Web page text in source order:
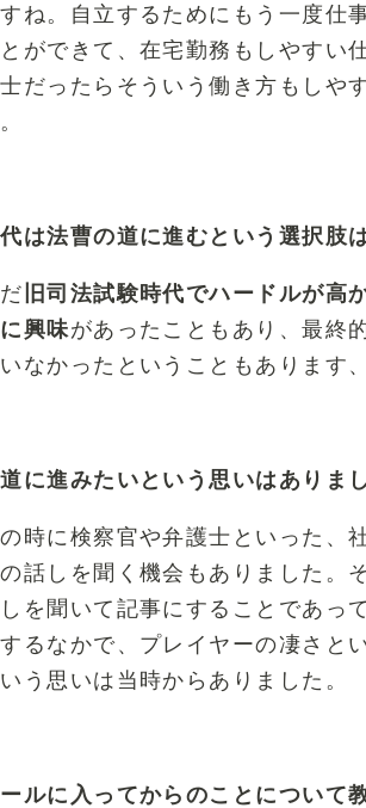
ね。自立するためにもう一度仕
ができて、在宅勤務もしやすい
だったらそういう働き方もしや
法曹の道に進むという選択肢
旧司法試験時代でハードルが高
興味があったこともあり、最終
なかったということもあります
に進みたいという思いはありま
時に検察官や弁護士といった、
話しを聞く機会もありました。
を聞いて記事にすることであっ
るなかで、プレイヤーの凄さと
う思いは当時からありました。
に入ってからのことについて